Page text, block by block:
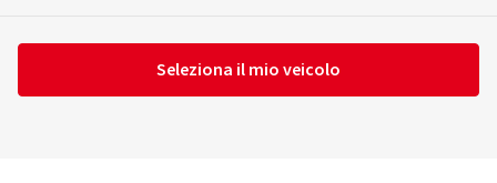
Seleziona il mio veicolo